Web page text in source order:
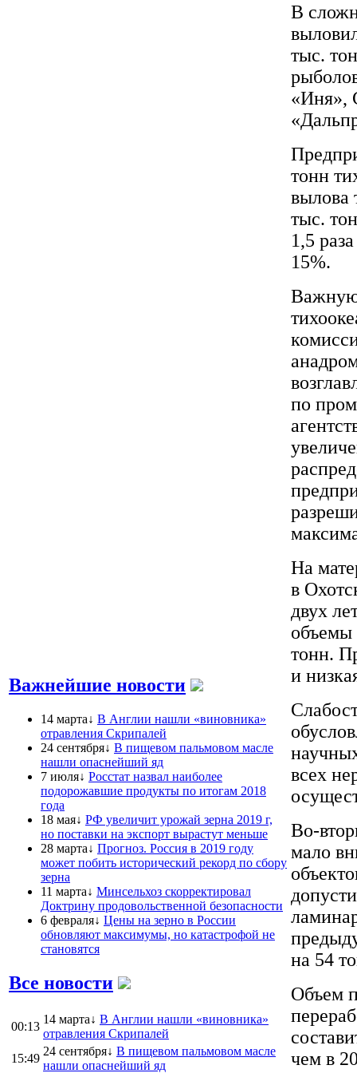
Важнейшие новости
14 марта↓ В Англии нашли «виновника»
отравления Скрипалей
24 сентября↓ В пищевом пальмовом масле
нашли опаснейший яд
7 июля↓ Росстат назвал наиболее
подорожавшие продукты по итогам 2018
года
18 мая↓ РФ увеличит урожай зерна 2019 г,
но поставки на экспорт вырастут меньше
28 марта↓ Прогноз. Россия в 2019 году
может побить исторический рекорд по сбору
зерна
11 марта↓ Минсельхоз скорректировал
Доктрину продовольственной безопасности
6 февраля↓ Цены на зерно в России
обновляют максимумы, но катастрофой не
становятся
Все новости
00:13
14 марта↓ В Англии нашли «виновника»
отравления Скрипалей
15:49
24 сентября↓ В пищевом пальмовом масле
нашли опаснейший яд
В
тыс.
«Иня»,
тонн
вылова
тыс.
1,5
15%.
Важную
по
На
в
двух
объемы
тонн.
и
всех
Во-
мало
на 54
Объем
чем в